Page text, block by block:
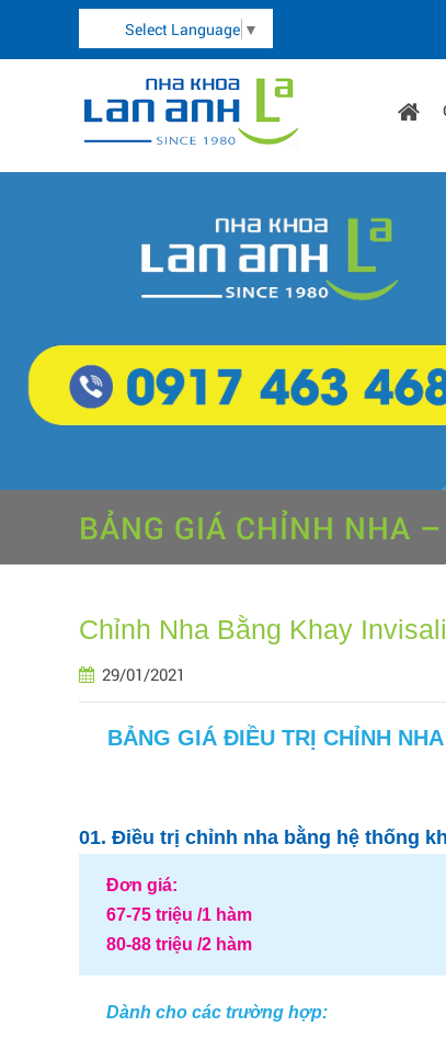
Select Language ▼
BẢNG GIÁ CHỈNH NHA
Chỉnh Nha Bằng Khay
29/01/2021
BẢNG GIÁ ĐIỀU TRỊ CHỈNH
01. Điều trị chỉnh nha bằng hệ thống
Đơn giá:
67-75 triệu /1 hàm
80-88 triệu /2 hàm
Dành cho các trường hợp: